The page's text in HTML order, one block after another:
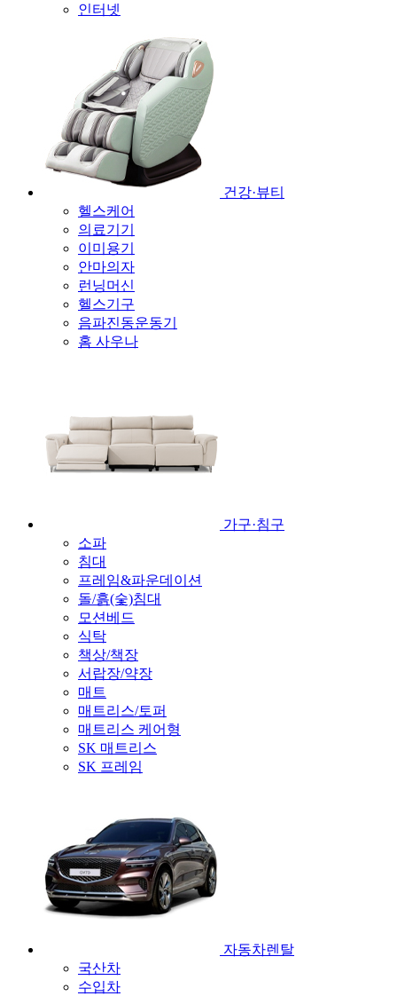
인터넷
건강·뷰티
헬스케어
의료기기
이미용기
안마의자
런닝머신
헬스기구
음파진동운동기
홈 사우나
가구·침구
소파
침대
프레임&파운데이션
돌/흙(숯)침대
모션베드
식탁
책상/책장
서랍장/약장
매트
매트리스/토퍼
매트리스 케어형
SK 매트리스
SK 프레임
자동차렌탈
국산차
수입차